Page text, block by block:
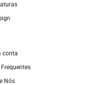
conta
Nós